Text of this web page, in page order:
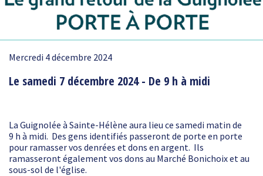
Mercredi 4 décembre 2024
Le samedi 7 décembre 2024 - De 9 h à midi
La Guignolée à Sainte-Hélène aura lieu ce samedi matin de
9 h à midi. Des gens identifiés passeront de porte en porte
pour ramasser vos denrées et dons en argent. Ils
ramasseront également vos dons au Marché Bonichoix et au
sous-sol de l'église.